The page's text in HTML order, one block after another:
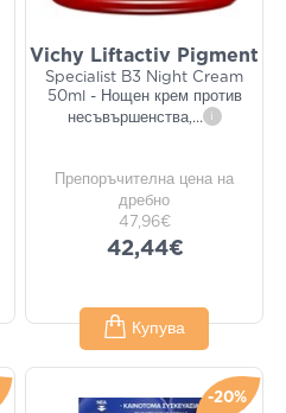
Vichy Liftactiv Pigment
Specialist B3 Night Cream
50ml - Нощен крем против
несъвършенства,... i
Препоръчителна цена на
дребно
47,96€
42,44€
Купува
-20%